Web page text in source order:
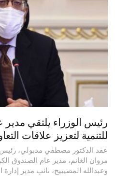
رئيس الوزراء يلتقي مدير
للتنمية لتعزيز علاقات
عقد الدكتور مصطفي مدبولي، رئيس
مروان الغانم، مدير عام الصندوق
وعبدالله المصيبيح، نائب مدير